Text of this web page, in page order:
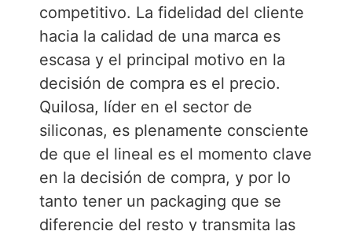
competitivo. La fidelidad del cliente
hacia la calidad de una marca es
escasa y el principal motivo en la
decisión de compra es el precio.
Quilosa, líder en el sector de
siliconas, es plenamente consciente
de que el lineal es el momento clave
en la decisión de compra, y por lo
tanto tener un packaging que se
diferencie del resto y transmita las